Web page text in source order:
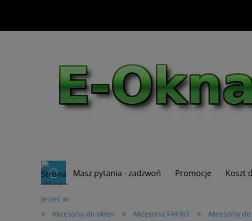
Masz pytania - zadzwoń Promocje Koszt
Jesteś w:
» Akcesoria do okien » Akcesoria FAKRO » Akcesoria do